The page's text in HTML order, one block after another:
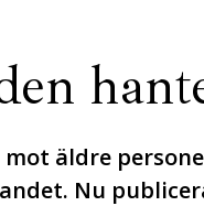
äldre
Nu